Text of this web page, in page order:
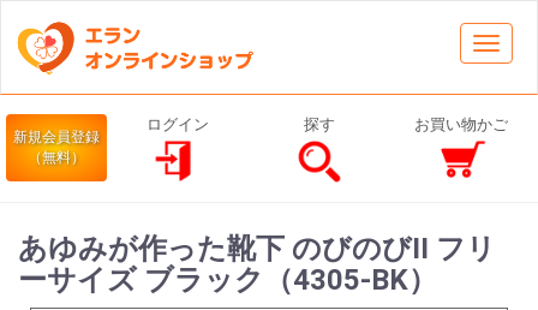
新規会員登録
（無料）
ログイン 探す お買い物かご
あゆみが作った靴下 のびのびII フリ
ーサイズ ブラック（4305-BK）